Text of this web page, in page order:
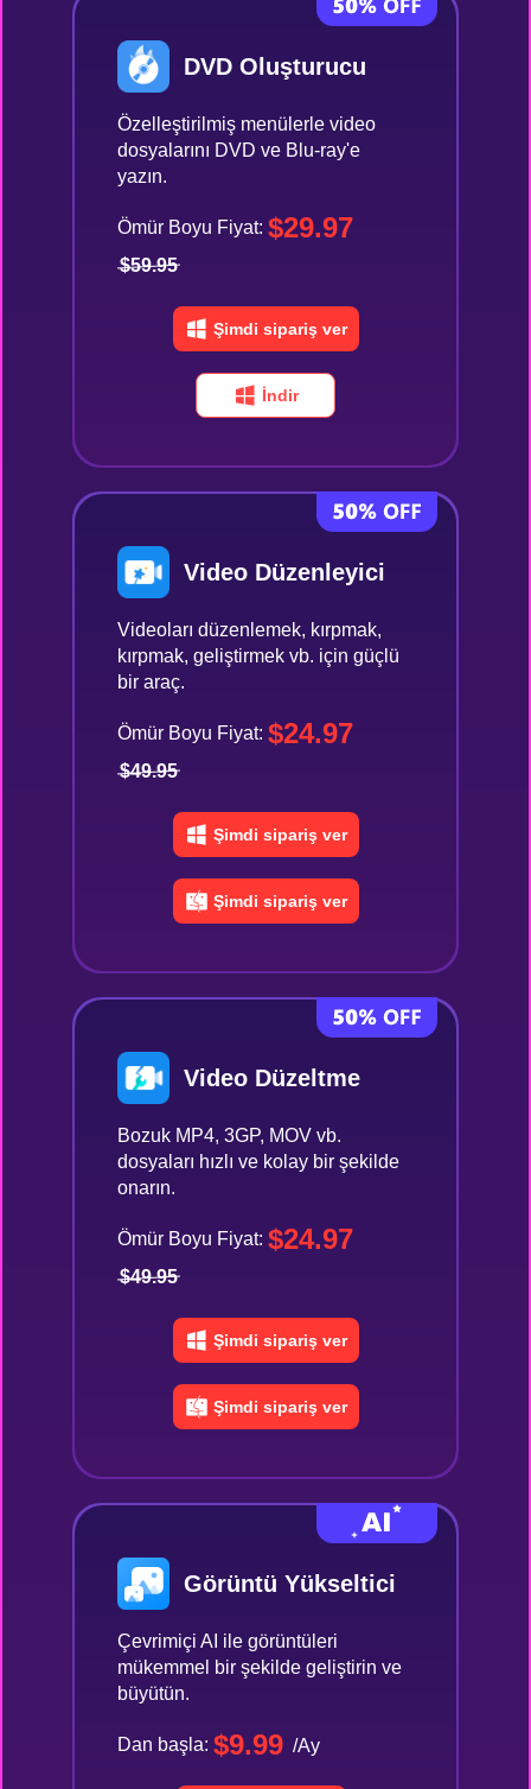
DVD Oluşturucu
Özelleştirilmiş menülerle video
dosyalarını DVD ve Blu-ray'e
yazın.
Ömür Boyu Fiyat: $29.97
$59.95
Şimdi sipariş ver
İndir
Video Düzenleyici
Videoları düzenlemek, kırpmak,
kırpmak, geliştirmek vb. için güçlü
bir araç.
Ömür Boyu Fiyat: $24.97
$49.95
Şimdi sipariş ver
Şimdi sipariş ver
Video Düzeltme
Bozuk MP4, 3GP, MOV vb.
dosyaları hızlı ve kolay bir şekilde
onarın.
Ömür Boyu Fiyat: $24.97
$49.95
Şimdi sipariş ver
Şimdi sipariş ver
Görüntü Yükseltici
Çevrimiçi AI ile görüntüleri
mükemmel bir şekilde geliştirin ve
büyütün.
Dan başla: $9.99 /Ay